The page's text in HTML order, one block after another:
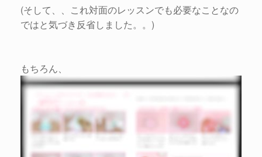
(そして、、これ対面のレッスンでも必要なことなの
ではと気づき反省しました。。)
もちろん、